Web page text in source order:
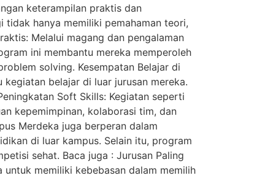
keterampilan praktis dan
tidak hanya memiliki pemahaman teori,
Melalui magang dan pengalaman
ini membantu mereka memperoleh
solving. Kesempatan Belajar di
belajar di luar jurusan mereka.
Soft Skills: Kegiatan seperti
kepemimpinan, kolaborasi tim, dan
Merdeka juga berperan dalam
di luar kampus. Selain itu, program
sehat. Baca juga : Jurusan Paling
untuk memiliki kebebasan dalam memilih